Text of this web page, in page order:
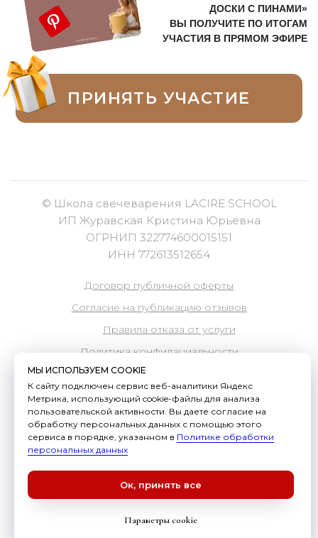
МЫ ИСПОЛЬЗУЕМ COOKIE
К сайту подключен сервис веб-аналитики Яндекс
Метрика, использующий cookie-файлы для анализа
пользовательской активности. Вы даете согласие на
обработку персональных данных с помощью этого
сервиса в порядке, указанном в Политике обработки
персональных данных
Ок, принять все
Параметры cookie